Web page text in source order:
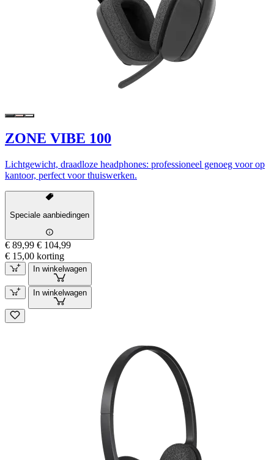
ZONE VIBE 100
Lichtgewicht, draadloze headphones: professioneel genoeg voor op
kantoor, perfect voor thuiswerken.
Speciale aanbiedingen
€ 89,99 € 104,99
€ 15,00 korting
In winkelwagen
In winkelwagen